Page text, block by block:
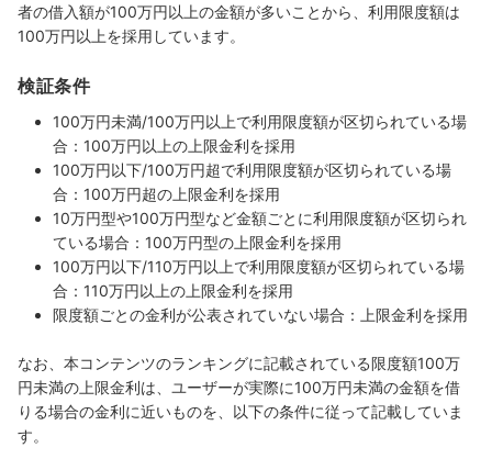
者の借入額が100万円以上の金額が多いことから、利用限度額は
100万円以上を採用しています。
検証条件
100万円未満/100万円以上で利用限度額が区切られている場
合：100万円以上の上限金利を採用
100万円以下/100万円超で利用限度額が区切られている場
合：100万円超の上限金利を採用
10万円型や100万円型など金額ごとに利用限度額が区切られ
ている場合：100万円型の上限金利を採用
100万円以下/110万円以上で利用限度額が区切られている場
合：110万円以上の上限金利を採用
限度額ごとの金利が公表されていない場合：上限金利を採用
なお、本コンテンツのランキングに記載されている限度額100万
円未満の上限金利は、ユーザーが実際に100万円未満の金額を借
りる場合の金利に近いものを、以下の条件に従って記載していま
す。